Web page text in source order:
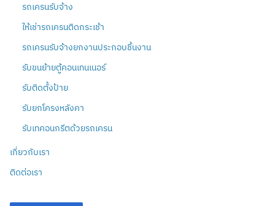
รถเครนรับจ้าง
ให้เช่ารถเครนติดกระเช้า
รถเครนรับจ้างยกงานประกอบชิ้นงาน
รับขนย้ายตู้คอนเทนเนอร์
รับติดตั้งป้าย
รับยกโครงหลังคา
รับเทคอนกรีตด้วยรถเครน
เกี่ยวกับเรา
ติดต่อเรา